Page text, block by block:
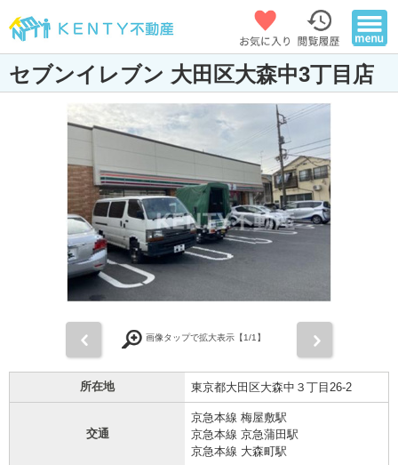
セブンイレブン 大田区大森中3丁目店
画像タップで拡大表示【1/1】
所在地 東京都大田区大森中３丁目26-2
交通
京急本線 梅屋敷駅
京急本線 京急蒲田駅
京急本線 大森町駅